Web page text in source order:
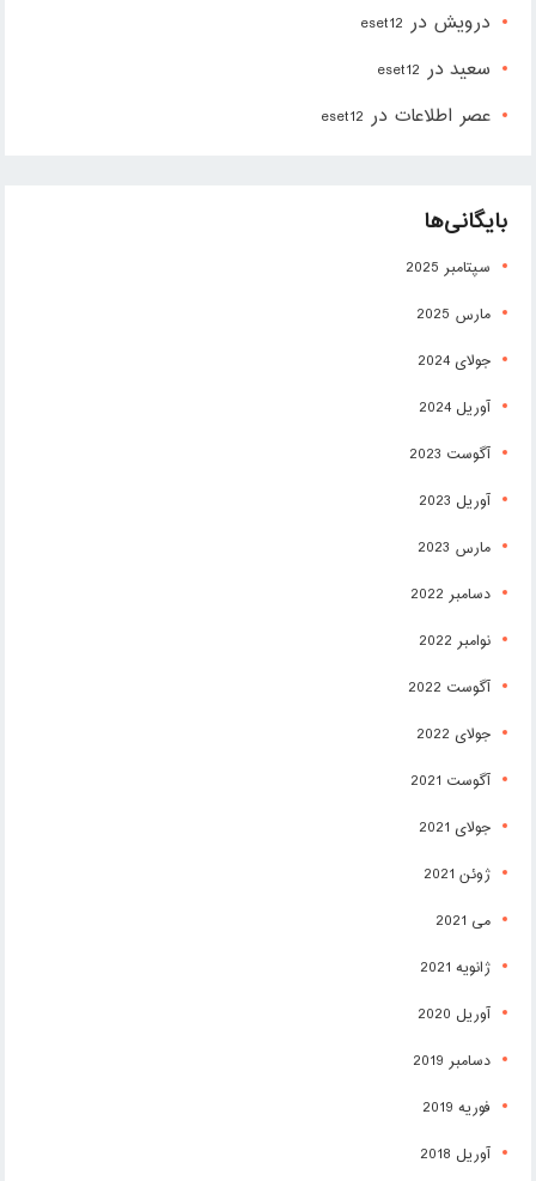
درویش در eset12
سعید در eset12
عصر اطلاعات در eset12
بایگانی‌ها
سپتامبر 2025
مارس 2025
جولای 2024
آوریل 2024
آگوست 2023
آوریل 2023
مارس 2023
دسامبر 2022
نوامبر 2022
آگوست 2022
جولای 2022
آگوست 2021
جولای 2021
ژوئن 2021
می 2021
ژانویه 2021
آوریل 2020
دسامبر 2019
فوریه 2019
آوریل 2018